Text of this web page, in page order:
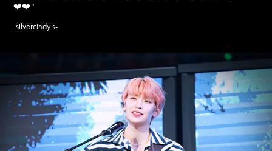
❤️❤️ "
-silvercindy s-